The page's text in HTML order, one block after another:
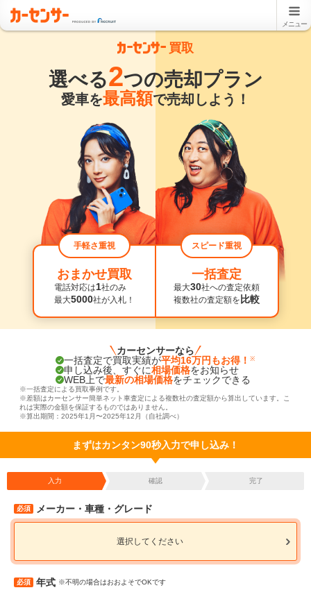
メニュー
買取
選べる2つの売却プラン
愛車を最高額で売却しよう！
手軽さ重視
おまかせ買取
電話対応は1社のみ
最大5000社が入札！
スピード重視
一括査定
最大30社への査定依頼
複数社の査定額を 比較
カーセンサーなら
一括査定で買取実績が平均16万円もお得！ ※
申し込み後、すぐに相場価格をお知らせ
WEB上で最新の相場価格をチェックできる
※一括査定による買取事例です。
※差額はカーセンサー簡単ネット車査定による複数社の査定額から算出しています。こ
れは実際の金額を保証するものではありません。
※算出期間：2025年1月〜2025年12月（自社調べ）
まずはカンタン90秒入力で申し込み！
入力 確認 完了
必須 メーカー・車種・グレード
選択してください
必須 年式 ※不明の場合はおおよそでOKです